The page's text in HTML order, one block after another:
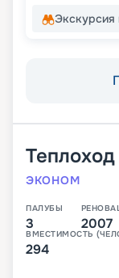
Экскурсия
Теплоход
ЭКОНОМ
ПАЛУБЫ
3 2007
ВМЕСТИМОСТЬ
294